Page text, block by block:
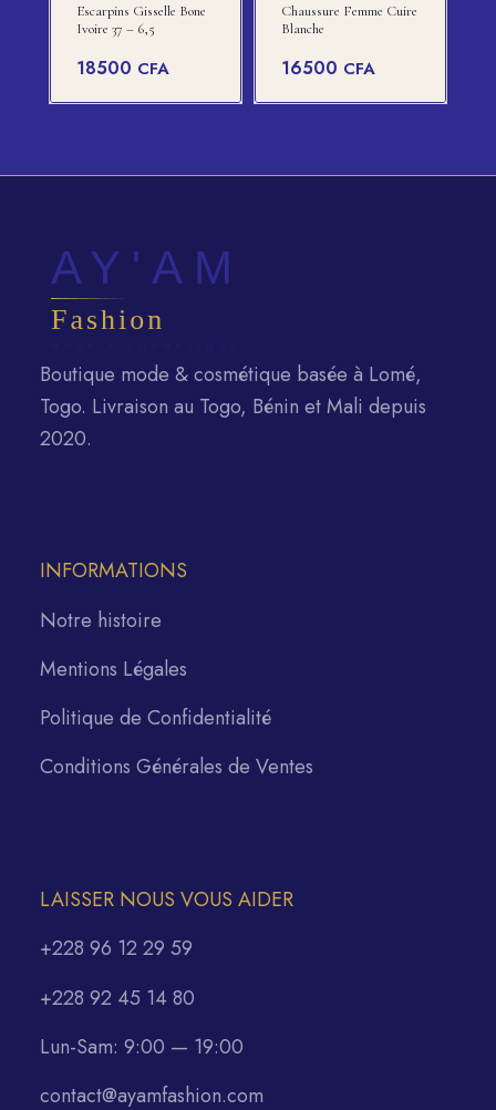
Escarpins Gisselle Bone
Ivoire 37 – 6,5
18500 CFA
Chaussure Femme Cuire
Blanche
16500 CFA
Boutique mode & cosmétique basée à Lomé,
Togo. Livraison au Togo, Bénin et Mali depuis
2020.
INFORMATIONS
Notre histoire
Mentions Légales
Politique de Confidentialité
Conditions Générales de Ventes
LAISSER NOUS VOUS AIDER
+228 96 12 29 59
+228 92 45 14 80
Lun-Sam: 9:00 — 19:00
contact@ayamfashion.com